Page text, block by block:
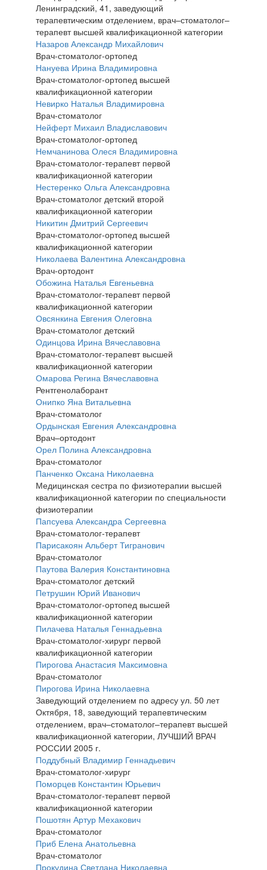
Ленинградский, 41, заведующий
терапевтическим отделением, врач–стоматолог–
терапевт высшей квалификационной категории
Назаров Александр Михайлович
Врач-стоматолог-ортопед
Нануева Ирина Владимировна
Врач-стоматолог-ортопед высшей
квалификационной категории
Невирко Наталья Владимировна
Врач-стоматолог
Нейферт Михаил Владиславович
Врач-стоматолог-ортопед
Немчанинова Олеся Владимировна
Врач-стоматолог-терапевт первой
квалификационной категории
Нестеренко Ольга Александровна
Врач-стоматолог детский второй
квалификационной категории
Никитин Дмитрий Сергеевич
Врач-стоматолог-ортопед высшей
квалификационной категории
Николаева Валентина Александровна
Врач-ортодонт
Обожина Наталья Евгеньевна
Врач-стоматолог-терапевт первой
квалификационной категории
Овсянкина Евгения Олеговна
Врач-стоматолог детский
Одинцова Ирина Вячеславовна
Врач-стоматолог-терапевт высшей
квалификационной категории
Омарова Регина Вячеславовна
Рентгенолаборант
Онипко Яна Витальевна
Врач-стоматолог
Ордынская Евгения Александровна
Врач–ортодонт
Орел Полина Александровна
Врач-стоматолог
Панченко Оксана Николаевна
Медицинская сестра по физиотерапии высшей
квалификационной категории по специальности
физиотерапии
Папсуева Александра Сергеевна
Врач-стоматолог-терапевт
Парисакоян Альберт Тигранович
Врач-стоматолог
Паутова Валерия Константиновна
Врач-стоматолог детский
Петрушин Юрий Иванович
Врач-стоматолог-ортопед высшей
квалификационной категории
Пилачева Наталья Геннадьевна
Врач-стоматолог-хирург первой
квалификационной категории
Пирогова Анастасия Максимовна
Врач-стоматолог
Пирогова Ирина Николаевна
Заведующий отделением по адресу ул. 50 лет
Октября, 18, заведующий терапевтическим
отделением, врач–стоматолог–терапевт высшей
квалификационной категории, ЛУЧШИЙ ВРАЧ
РОССИИ 2005 г.
Поддубный Владимир Геннадьевич
Врач-стоматолог-хирург
Поморцев Константин Юрьевич
Врач-стоматолог-терапевт первой
квалификационной категории
Пошотян Артур Мехакович
Врач-стоматолог
Приб Елена Анатольевна
Врач-стоматолог
Прокудина Светлана Николаевна